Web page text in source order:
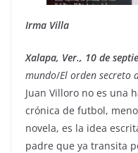
Irma Villa
Xalapa, Ver., 10 de
mundo/El orden secreto
Juan Villoro no es una
crónica de futbol,
novela, es la idea
padre que ya transita